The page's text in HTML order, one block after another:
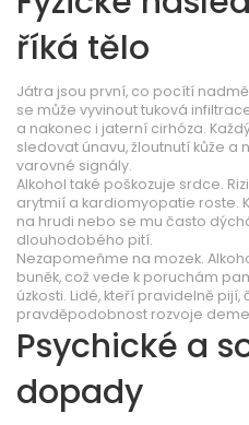
říká tělo
Játra jsou první, co pocítí
se může vyvinout tuková
a nakonec i jaterní cirhóza.
sledovat únavu, žloutnutí kůže a
varovné signály.
Alkohol také poškozuje srdce.
arytmií a kardiomyopatie roste.
na hrudi nebo se mu často
dlouhodobého pití.
Nezapomeňme na mozek.
buněk, což vede k poruchám
úzkosti. Lidé, kteří pravidelně
pravděpodobnost rozvoje
Psychické a
dopady